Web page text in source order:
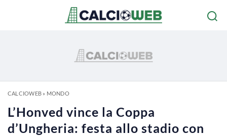
CALCIOWEB» MONDO
L’Honved vince la Coppa
d’Ungheria: festa allo stadio con